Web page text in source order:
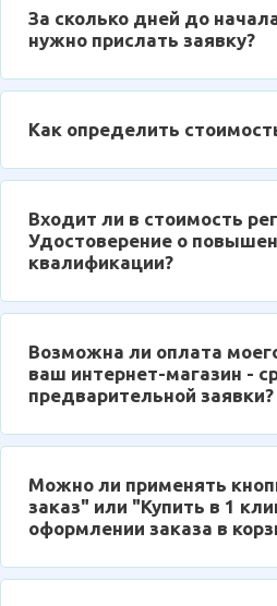
За сколько дней до
нужно прислать заявку?
Как определить
Входит ли в стоимость
Удостоверение о
квалификации?
Возможна ли оплата
ваш интернет-магазин -
предварительной заявки?
Можно ли применять
заказ" или "Купить в 1
оформлении заказа в